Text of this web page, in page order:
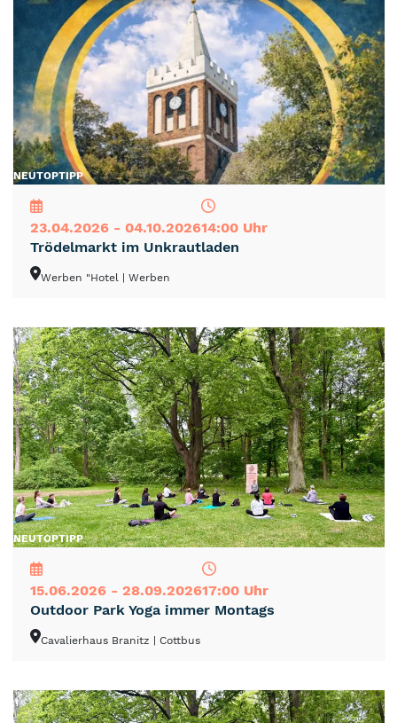
NEUTOPTIPP
23.04.2026 - 04.10.202614:00 Uhr
Trödelmarkt im Unkrautladen
Werben "Hotel | Werben
NEUTOPTIPP
15.06.2026 - 28.09.202617:00 Uhr
Outdoor Park Yoga immer Montags
Cavalierhaus Branitz | Cottbus